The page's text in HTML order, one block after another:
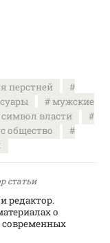
перстней
мужские
символ власти
общество
статьи
редактор.
о
современных